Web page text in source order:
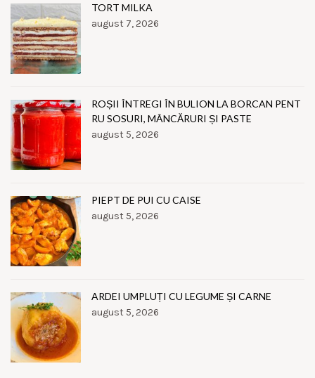
TORT MILKA
august 7, 2026
ROȘII ÎNTREGI ÎN BULION LA BORCAN PENT
RU SOSURI, MÂNCĂRURI ȘI PASTE
august 5, 2026
PIEPT DE PUI CU CAISE
august 5, 2026
ARDEI UMPLUȚI CU LEGUME ȘI CARNE
august 5, 2026